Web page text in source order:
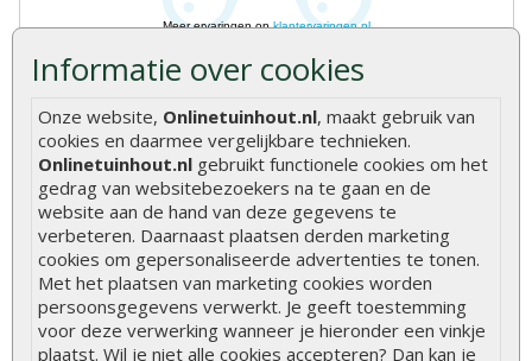
Informatie over cookies
Onze website, Onlinetuinhout.nl, maakt gebruik van
cookies en daarmee vergelijkbare technieken.
Onlinetuinhout.nl gebruikt functionele cookies om het
gedrag van websitebezoekers na te gaan en de
website aan de hand van deze gegevens te
verbeteren. Daarnaast plaatsen derden marketing
cookies om gepersonaliseerde advertenties te tonen.
Met het plaatsen van marketing cookies worden
persoonsgegevens verwerkt. Je geeft toestemming
voor deze verwerking wanneer je hieronder een vinkje
plaatst. Wil je niet alle cookies accepteren? Dan kan je
Meer ervaringen opklantervaringen.nl